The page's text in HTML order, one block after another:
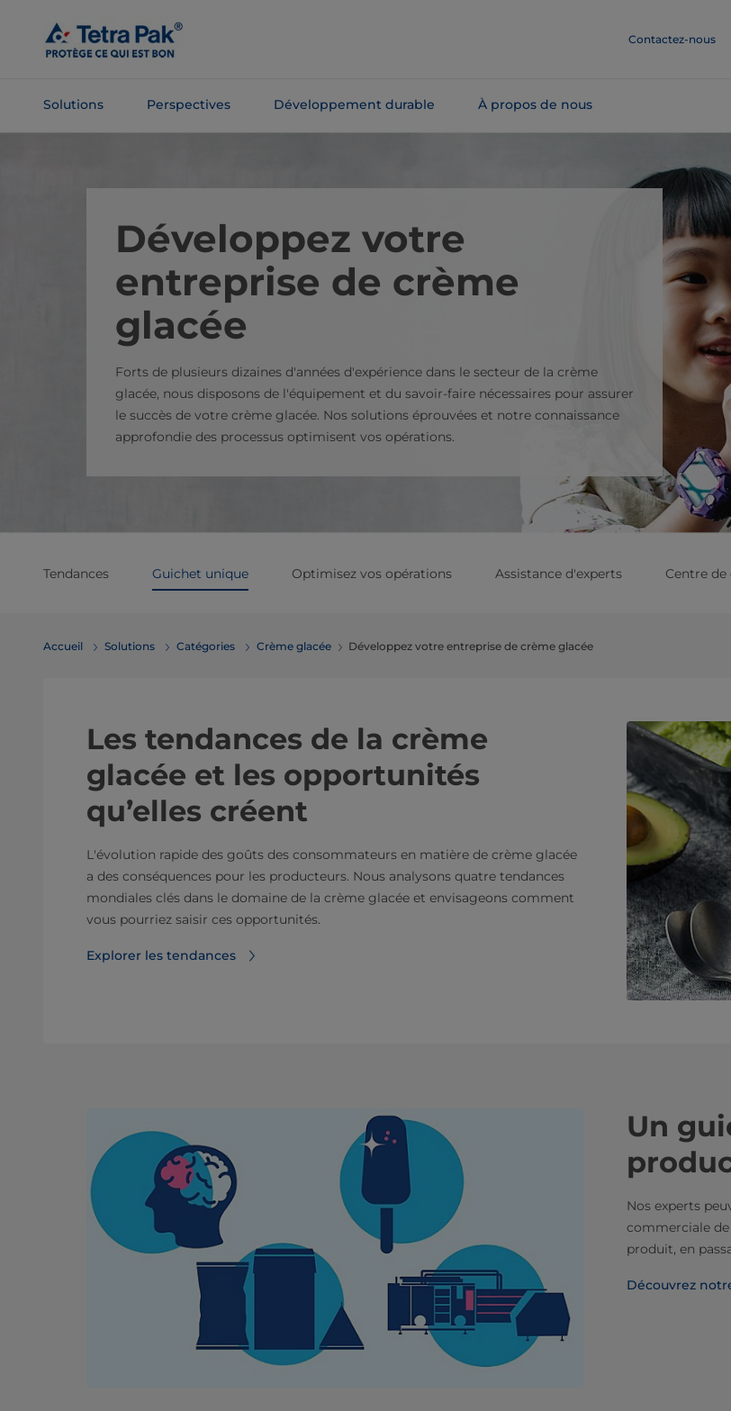
contenu
Contactez-nous
Solutions Perspectives Développement durable À propos de nous
Développez votre
entreprise de crème
glacée
Forts de plusieurs dizaines d'années d'expérience dans le secteur de la crème
glacée, nous disposons de l'équipement et du savoir-faire nécessaires pour assurer
le succès de votre crème glacée. Nos solutions éprouvées et notre connaissance
approfondie des processus optimisent vos opérations.
Tendances Guichet unique Optimisez vos opérations Assistance d'experts Centre
Accueil Solutions Catégories Crème glacée Développez votre entreprise de crème glacée
Les tendances de la crème
glacée et les opportunités
qu’elles créent
L'évolution rapide des goûts des consommateurs en matière de crème glacée
a des conséquences pour les producteurs. Nous analysons quatre tendances
mondiales clés dans le domaine de la crème glacée et envisageons comment
vous pourriez saisir ces opportunités.
Explorer les tendances
Un
Nos experts
commerciale
produit, en
Découvrez